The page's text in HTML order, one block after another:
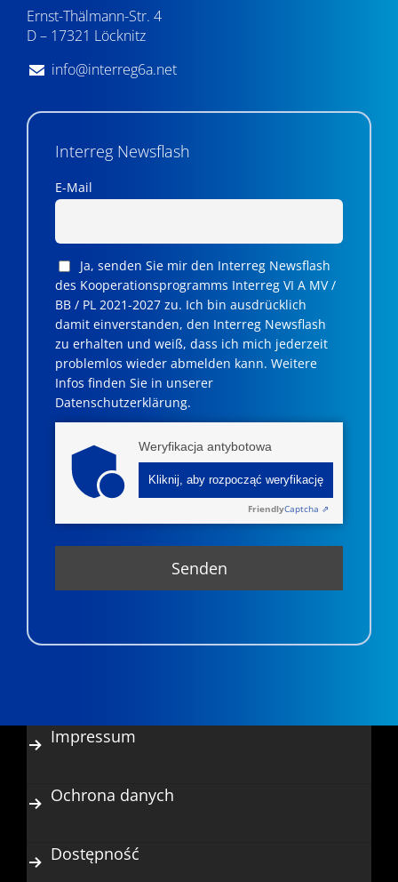
Ernst-Thälmann-Str. 4
D – 17321 Löcknitz
info@interreg6a.net
Interreg Newsflash
E-Mail
Ja, senden Sie mir den Interreg Newsflash
des Kooperationsprogramms Interreg VI A MV /
BB / PL 2021-2027 zu. Ich bin ausdrücklich
damit einverstanden, den Interreg Newsflash
zu erhalten und weiß, dass ich mich jederzeit
problemlos wieder abmelden kann. Weitere
Infos finden Sie in unserer
Datenschutzerklärung.
Weryfikacja antybotowa
Kliknij, aby rozpocząć weryfikację
FriendlyCaptcha ⇗
Impressum
Ochrona danych
Dostępność